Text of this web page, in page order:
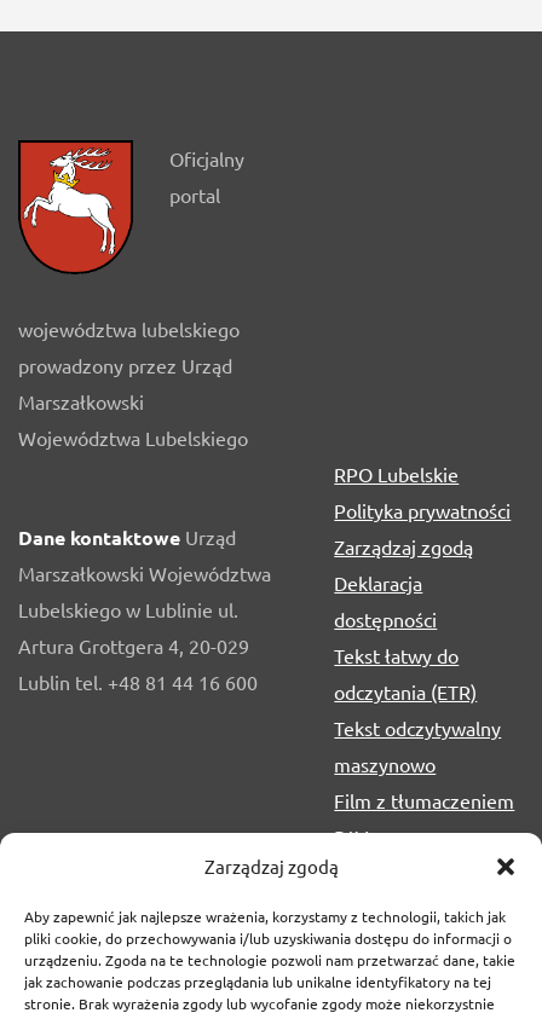
Zarządzaj zgodą
Aby zapewnić jak najlepsze wrażenia, korzystamy z technologii, takich jak
pliki cookie, do przechowywania i/lub uzyskiwania dostępu do informacji o
urządzeniu. Zgoda na te technologie pozwoli nam przetwarzać dane, takie
jak zachowanie podczas przeglądania lub unikalne identyfikatory na tej
stronie. Brak wyrażenia zgody lub wycofanie zgody może niekorzystnie
Oficjalny
portal
województwa lubelskiego
prowadzony przez Urząd
Marszałkowski
Województwa Lubelskiego
Dane kontaktowe Urząd
Marszałkowski Województwa
Lubelskiego w Lublinie ul.
Artura Grottgera 4, 20-029
Lublin tel. +48 81 44 16 600
RPO Lubelskie
Polityka prywatności
Zarządzaj zgodą
Deklaracja
dostępności
Tekst łatwy do
odczytania (ETR)
Tekst odczytywalny
maszynowo
Film z tłumaczeniem
PJM